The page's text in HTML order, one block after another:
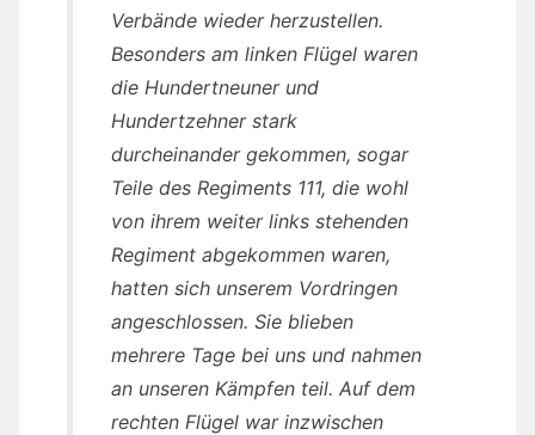
Verbände wieder herzustellen.
Besonders am linken Flügel waren
die Hundertneuner und
Hundertzehner stark
durcheinander gekommen, sogar
Teile des Regiments 111, die wohl
von ihrem weiter links stehenden
Regiment abgekommen waren,
hatten sich unserem Vordringen
angeschlossen. Sie blieben
mehrere Tage bei uns und nahmen
an unseren Kämpfen teil. Auf dem
rechten Flügel war inzwischen